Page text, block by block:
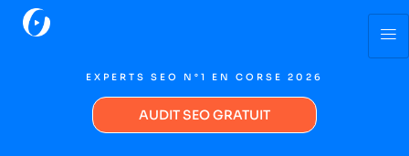
EXPERTS SEO N°1 EN CORSE 2026
AUDIT SEO GRATUIT
NOUS
L'AGENCE